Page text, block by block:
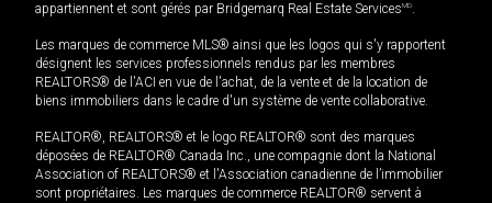
appartiennent et sont gérés par Bridgemarq Real Estate ServicesMD.
Les marques de commerce MLS® ainsi que les logos qui s'y rapportent
désignent les services professionnels rendus par les membres
REALTORS® de l'ACI en vue de l'achat, de la vente et de la location de
biens immobiliers dans le cadre d'un système de vente collaborative.
REALTOR®, REALTORS® et le logo REALTOR® sont des marques
déposées de REALTOR® Canada Inc., une compagnie dont la National
Association of REALTORS® et l'Association canadienne de l’immobilier
sont propriétaires. Les marques de commerce REALTOR® servent à